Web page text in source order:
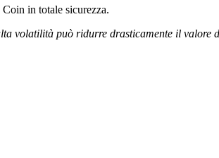
in totale sicurezza.
volatilità può ridurre drasticamente il valore